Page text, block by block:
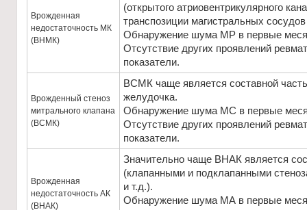
Врожденная
недостаточность МК
(ВНМК)
(открытого атриовентрикулярного
транспозиции магистральных сосудов
Обнаружение шума МР в первые
Отсутствие других проявлений
показатели.
Врожденный стеноз
митрального клапана
(ВСМК)
ВСМК чаще является составной
желудочка.
Обнаружение шума МС в первые
Отсутствие других проявлений
показатели.
Врожденная
недостаточность АК
(ВНАК)
Значительно чаще ВНАК является
(клапанными и подклапанными
и т.д.).
Обнаружение шума МА в первые